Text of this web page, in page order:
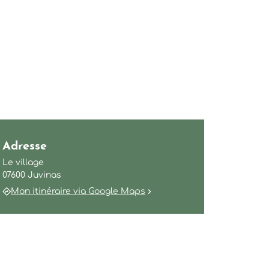
Adresse
Le village
07600 Juvinas
Mon itinéraire via Google Maps